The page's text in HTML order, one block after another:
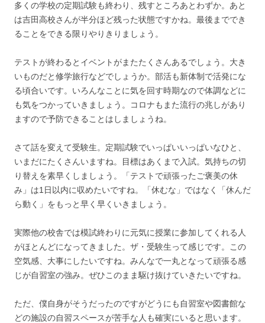
多くの学校の定期試験も終わり、残すところあとわずか。あと
は吉田高校さんが半分ほど残った状態ですかね。最後まででき
ることをできる限りやりきりましょう。
テストが終わるとイベントがまたたくさんあるでしょう。大き
いものだと修学旅行などでしょうか。部活も新体制で活発にな
る頃合いです。いろんなことに気を回す時期なので体調などに
も気をつかっていきましょう。コロナもまた流行の兆しがあり
ますので予防できることはしましょうね。
さて話を変えて受験生。定期試験でいっぱいいっぱいなひと、
いまだにたくさんいますね。目標はあくまで入試。気持ちの切
り替えを素早くしましょう。「テストで頑張ったご褒美の休
み」は1日以内に収めたいですね。「休むな」ではなく「休んだ
ら動く」をもっと早く早くいきましょう。
実際他の校舎では模試終わりに元気に授業に参加してくれる人
がほとんどになってきました。ザ・受験生って感じです。この
空気感、大事にしたいですね。みんなで一丸となって頑張る感
じが自習室の強み。ぜひこのまま駆け抜けていきたいですね。
ただ、僕自身がそうだったのですがどうにも自習室や図書館な
どの施設の自習スペースが苦手な人も確実にいると思います。